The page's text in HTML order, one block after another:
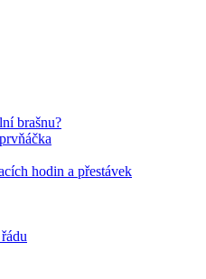
brašnu?
hodin a přestávek